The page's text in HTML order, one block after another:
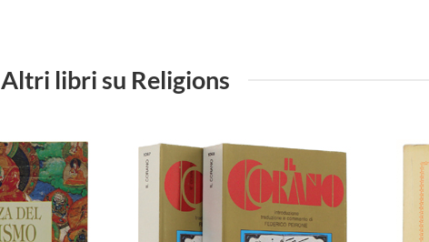
Altri libri su Religions